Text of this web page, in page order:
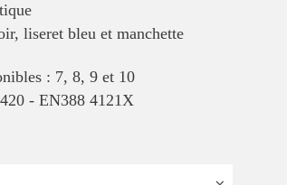
liseret bleu et manchette
: 7, 8, 9 et 10
- EN388 4121X